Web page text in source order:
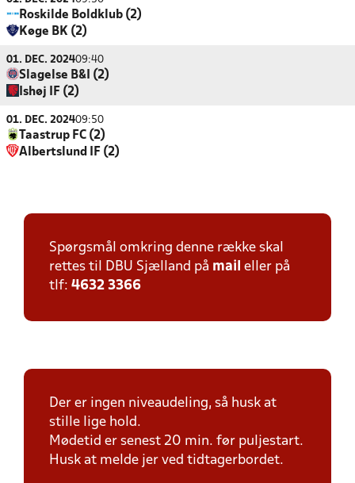
Roskilde Boldklub (2)
Køge BK (2)
01. DEC. 202409:40
Slagelse B&I (2)
Ishøj IF (2)
01. DEC. 202409:50
Taastrup FC (2)
Albertslund IF (2)
Spørgsmål omkring denne række skal
rettes til DBU Sjælland på mail eller på
tlf: 4632 3366
Der er ingen niveaudeling, så husk at
stille lige hold.
Mødetid er senest 20 min. før puljestart.
Husk at melde jer ved tidtagerbordet.